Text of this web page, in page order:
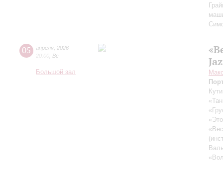
05 апреля 2026
20:00 Вс
Большой зал